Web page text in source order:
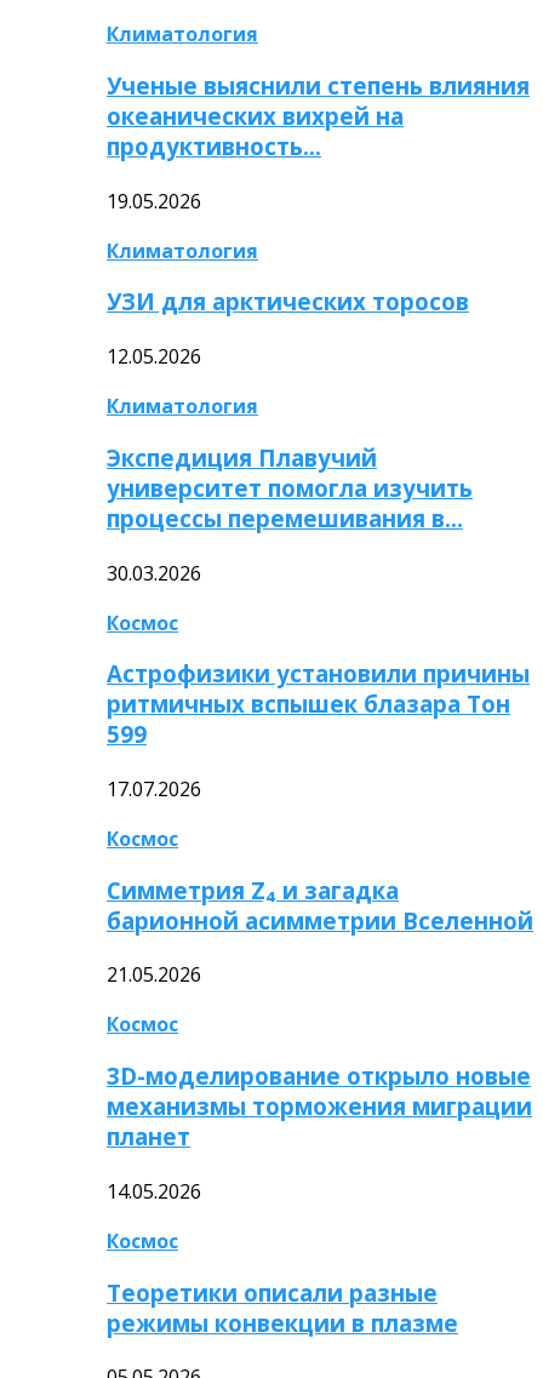
Климатология
Ученые выяснили степень влияния
океанических вихрей на
продуктивность…
19.05.2026
Климатология
УЗИ для арктических торосов
12.05.2026
Климатология
Экспедиция Плавучий
университет помогла изучить
процессы перемешивания в…
30.03.2026
Космос
Астрофизики установили причины
ритмичных вспышек блазара Тон
599
17.07.2026
Космос
Симметрия Z₄ и загадка
барионной асимметрии Вселенной
21.05.2026
Космос
3D-моделирование открыло новые
механизмы торможения миграции
планет
14.05.2026
Космос
Теоретики описали разные
режимы конвекции в плазме